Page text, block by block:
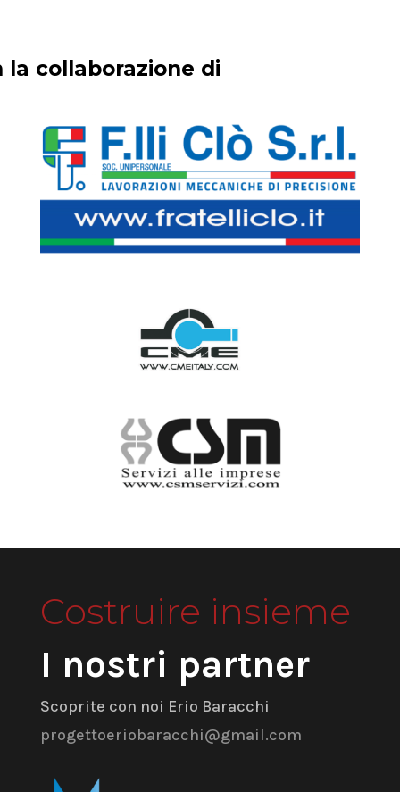
la collaborazione di
Costruire insieme
I nostri partner
Scoprite con noi Erio Baracchi
progettoeriobaracchi@gmail.com